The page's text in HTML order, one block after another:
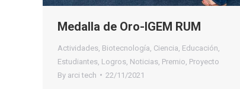
Medalla de Oro-IGEM RUM
Actividades Biotecnología Ciencia Educación
Estudiantes Logros Noticias Premio Proyecto
By arci tech 22/11/2021